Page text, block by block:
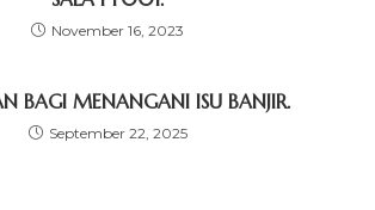
November 16, 2023
BAGI MENANGANI ISU BANJIR.
September 22, 2025